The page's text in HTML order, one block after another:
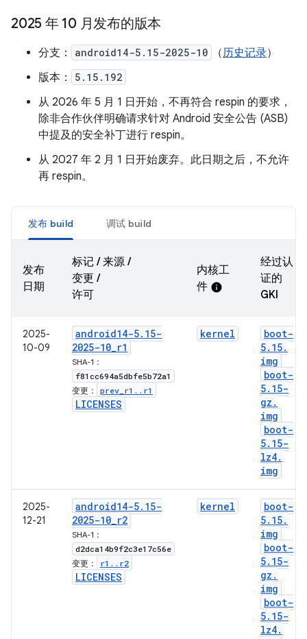
2025 年 10 月发布的版本
分支： android14-5.15-2025-10 （历史记录）
版本：
5.15.192
从 2026 年 5 月 1 日开始，不再符合 respin 的要求，
除非合作伙伴明确请求针对 Android 安全公告 (ASB)
中提及的安全补丁进行 respin。
从 2027 年 2 月 1 日开始废弃。此日期之后，不允许
再 respin。
发布 build 调试 build
发布
日期
标记 / 来源 /
变更 /
许可
内核工
件 info
经过认
证的
GKI
2025-
10-09
android14-5. 15-
2025-10_r1
SHA-1：
f81cc694a5dbfe5b72a1
变更： prev r1 . . r1
LICENSES
kernel
boot-
5. 15.
img
boot-
5. 15-
gz .
img
boot-
5. 15-
lz4.
img
2025-
12-21
android14-5. 15-
2025-10_r2
SHA-1：
d2dca14b9f2c3e17c56e
变更： r1 . . r2
LICENSES
kernel
boot-
5. 15.
img
boot-
5. 15-
gz .
img
boot-
5. 15-
lz4.